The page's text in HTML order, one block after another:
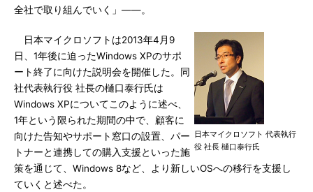
全社で取り組んでいく」――。
日本マイクロソフト 代表執行
役 社長 樋口泰行氏
日本マイクロソフトは2013年4月9
日、1年後に迫ったWindows XPのサポ
ート終了に向けた説明会を開催した。同
社代表執行役 社長の樋口泰行氏は
Windows XPについてこのように述べ、
1年という限られた期間の中で、顧客に
向けた告知やサポート窓口の設置、パー
トナーと連携しての購入支援といった施
策を通じて、Windows 8など、より新しいOSへの移行を支援し
ていくと述べた。